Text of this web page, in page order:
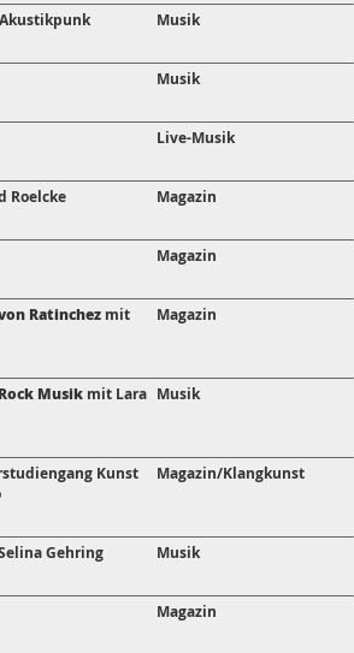
Musik
Musik
Live-Musik
Roelcke
Magazin
Magazin
Ratinchez mit
Magazin
Musik mit Lara Musik
Kunst
Magazin/Klangkunst
Gehring
Musik
Magazin